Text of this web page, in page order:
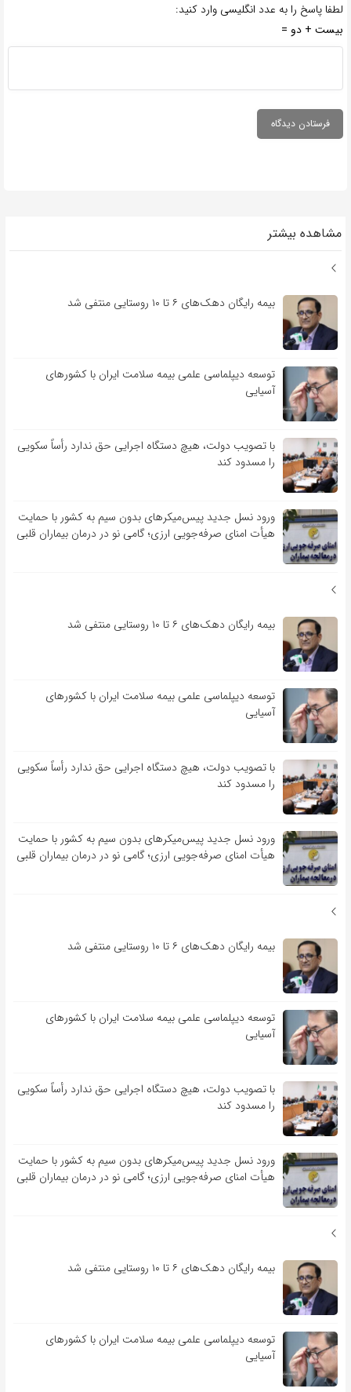
لطفا پاسخ را به عدد انگلیسی وارد کنید:
بیست + دو =
مشاهده بیشتر
بیمه رایگان دهک‌های ۶ تا ۱۰ روستایی منتفی شد
توسعه دیپلماسی علمی بیمه سلامت ایران با کشورهای
آسیایی
با تصویب دولت، هیچ دستگاه اجرایی حق ندارد رأساً سکویی
را مسدود کند
ورود نسل جدید پیس‌میکرهای بدون سیم به کشور با حمایت
هیأت امنای صرفه‌جویی ارزی؛ گامی نو در درمان بیماران قلبی
بیمه رایگان دهک‌های ۶ تا ۱۰ روستایی منتفی شد
توسعه دیپلماسی علمی بیمه سلامت ایران با کشورهای
آسیایی
با تصویب دولت، هیچ دستگاه اجرایی حق ندارد رأساً سکویی
را مسدود کند
ورود نسل جدید پیس‌میکرهای بدون سیم به کشور با حمایت
هیأت امنای صرفه‌جویی ارزی؛ گامی نو در درمان بیماران قلبی
بیمه رایگان دهک‌های ۶ تا ۱۰ روستایی منتفی شد
توسعه دیپلماسی علمی بیمه سلامت ایران با کشورهای
آسیایی
با تصویب دولت، هیچ دستگاه اجرایی حق ندارد رأساً سکویی
را مسدود کند
ورود نسل جدید پیس‌میکرهای بدون سیم به کشور با حمایت
هیأت امنای صرفه‌جویی ارزی؛ گامی نو در درمان بیماران قلبی
بیمه رایگان دهک‌های ۶ تا ۱۰ روستایی منتفی شد
توسعه دیپلماسی علمی بیمه سلامت ایران با کشورهای
آسیایی